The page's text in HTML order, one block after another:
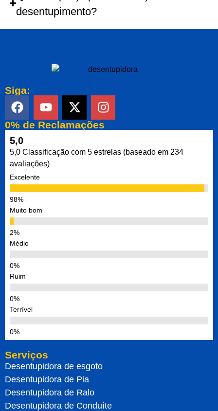
desentupimento?
Siga:
0% de Reclamações
5,0
5,0 Classificação com 5 estrelas (baseado em 234
avaliações)
Excelente
Muito bom
Médio
Ruim
Terrível
Serviços
Desentupidora de esgoto
Desentupidora de Pia
Desentupidora de Ralo
Desentupidora de Conduíte